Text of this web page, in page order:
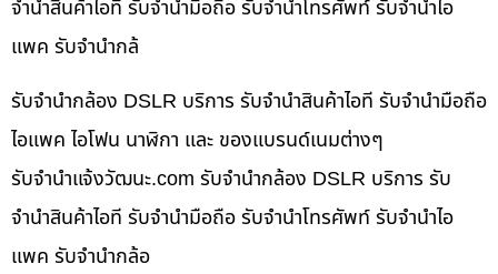
จำนำสินค้าไอที รับจำนำมือถือ รับจำนำโทรศัพท์ รับจำนำไอ
แพค รับจำนำกล้
รับจำนำกล้อง DSLR บริการ รับจำนำสินค้าไอที รับจำนำมือถือ
ไอแพค ไอโฟน นาฬิกา และ ของแบรนด์เนมต่างๆ
รับจํานําแจ้งวัฒนะ.com รับจำนำกล้อง DSLR บริการ รับ
จำนำสินค้าไอที รับจำนำมือถือ รับจำนำโทรศัพท์ รับจำนำไอ
แพค รับจำนำกล้อ